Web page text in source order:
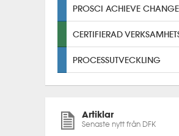
PROCESSUTVECKLING
Artiklar
Senaste nytt från DFK